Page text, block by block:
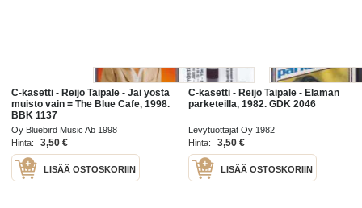
C-kasetti - Reijo Taipale - Jäi yöstä
muisto vain = The Blue Cafe, 1998.
BBK 1137
Oy Bluebird Music Ab 1998
Hinta:
3,50 €
LISÄÄ OSTOSKORIIN
C-kasetti - Reijo Taipale - Elämän
parketeilla, 1982. GDK 2046
Levytuottajat Oy 1982
Hinta:
3,50 €
LISÄÄ OSTOSKORIIN